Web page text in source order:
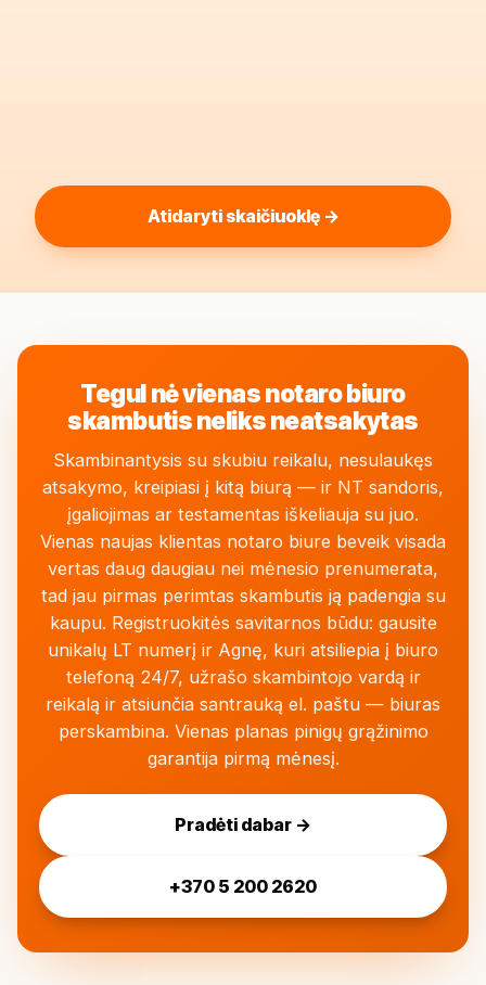
Atidaryti skaičiuoklę →
Tegul nė vienas notaro biuro
skambutis neliks neatsakytas
Skambinantysis su skubiu reikalu, nesulaukęs
atsakymo, kreipiasi į kitą biurą — ir NT sandoris,
įgaliojimas ar testamentas iškeliauja su juo.
Vienas naujas klientas notaro biure beveik visada
vertas daug daugiau nei mėnesio prenumerata,
tad jau pirmas perimtas skambutis ją padengia su
kaupu. Registruokitės savitarnos būdu: gausite
unikalų LT numerį ir Agnę, kuri atsiliepia į biuro
telefoną 24/7, užrašo skambintojo vardą ir
reikalą ir atsiunčia santrauką el. paštu — biuras
perskambina. Vienas planas pinigų grąžinimo
garantija pirmą mėnesį.
Pradėti dabar →
+370 5 200 2620